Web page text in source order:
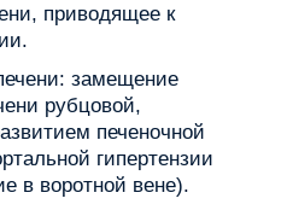
приводящее к
замещение
рубцовой,
печеночной
гипертензии
в воротной вене).